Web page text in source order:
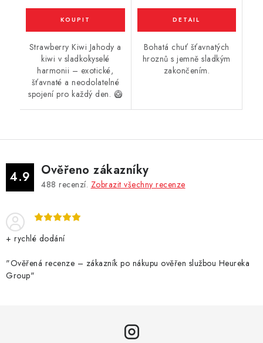
Strawberry Kiwi Jahody a
kiwi v sladkokyselé
harmonii – exotické,
šťavnaté a neodolatelné
spojení pro každý den. 🥝
Bohatá chuť šťavnatých
hroznů s jemně sladkým
zakončením.
4.9 Ověřeno zákazníky
488 recenzí. Zobrazit všechny recenze
+ rychlé dodání
"Ověřená recenze – zákazník po nákupu ověřen službou Heureka
Group"